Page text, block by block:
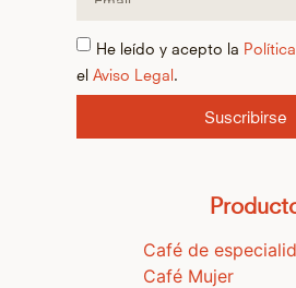
He leído y acepto la
el Aviso Legal
Suscribirse
Café de
Café Mujer